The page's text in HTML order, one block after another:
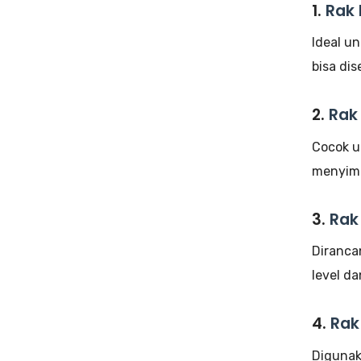
1. Rak
Ideal
bisa
2.
Cocok
3.
level
4.